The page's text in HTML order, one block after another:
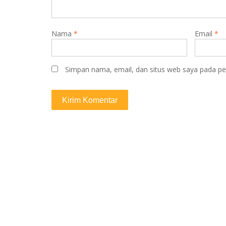
Nama * Email *
Simpan nama, email, dan situs web saya pada